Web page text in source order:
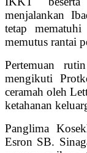
menjalankan
tetap
memutus rantai
Pertemuan
mengikuti
ceramah oleh
ketahanan
Panglima
Esron SB.